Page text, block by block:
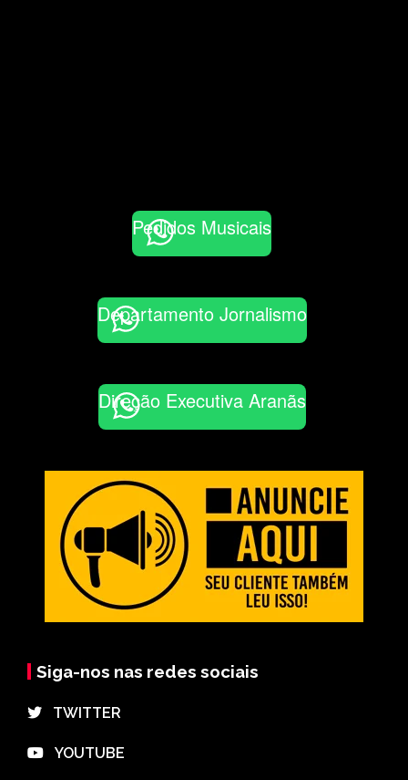
Pedidos Musicais
Departamento Jornalismo
Direção Executiva Aranãs
Siga-nos nas redes sociais
⠀TWITTER
⠀YOUTUBE